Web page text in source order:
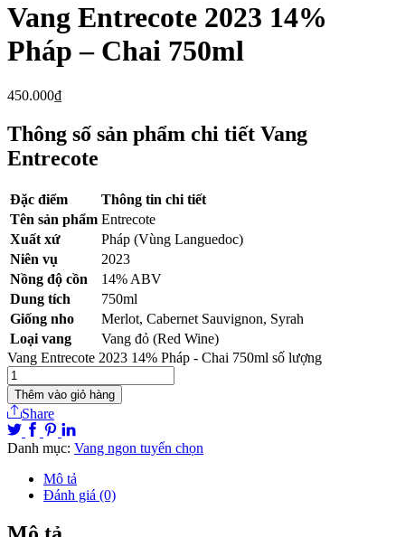
Vang Entrecote 2023 14%
Pháp – Chai 750ml
450.000₫
Thông số sản phẩm chi tiết Vang
Entrecote
Đặc điểm
Thông tin chi tiết
Tên sản phẩm Entrecote
Xuất xứ
Pháp (Vùng Languedoc)
Niên vụ
2023
Nồng độ cồn
14% ABV
Dung tích
750ml
Giống nho
Merlot, Cabernet Sauvignon, Syrah
Loại vang
Vang đỏ (Red Wine)
Vang Entrecote 2023 14% Pháp - Chai 750ml số lượng
Thêm vào giỏ hàng
Share
Danh mục: Vang ngon tuyển chọn
Mô tả
Đánh giá (0)